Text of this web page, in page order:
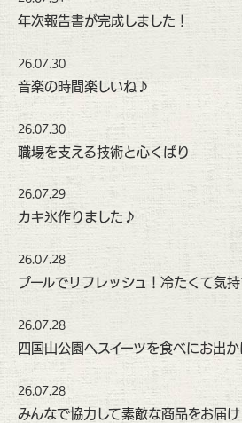
年次報告書が完成しました！
26.07.30
音楽の時間楽しいね♪
26.07.30
職場を支える技術と心くばり
26.07.29
カキ氷作りました♪
26.07.28
プールでリフレッシュ！冷たくて気
26.07.28
四国山公園へスイーツを食べにお出
26.07.28
みんなで協力して素敵な商品をお届